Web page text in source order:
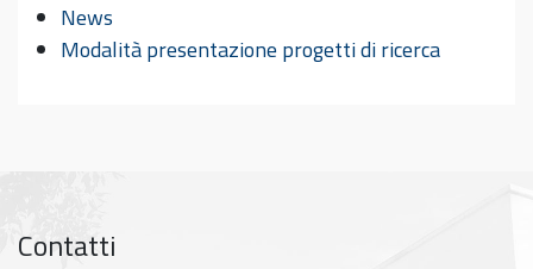
News
Modalità presentazione progetti di ricerca
Contatti